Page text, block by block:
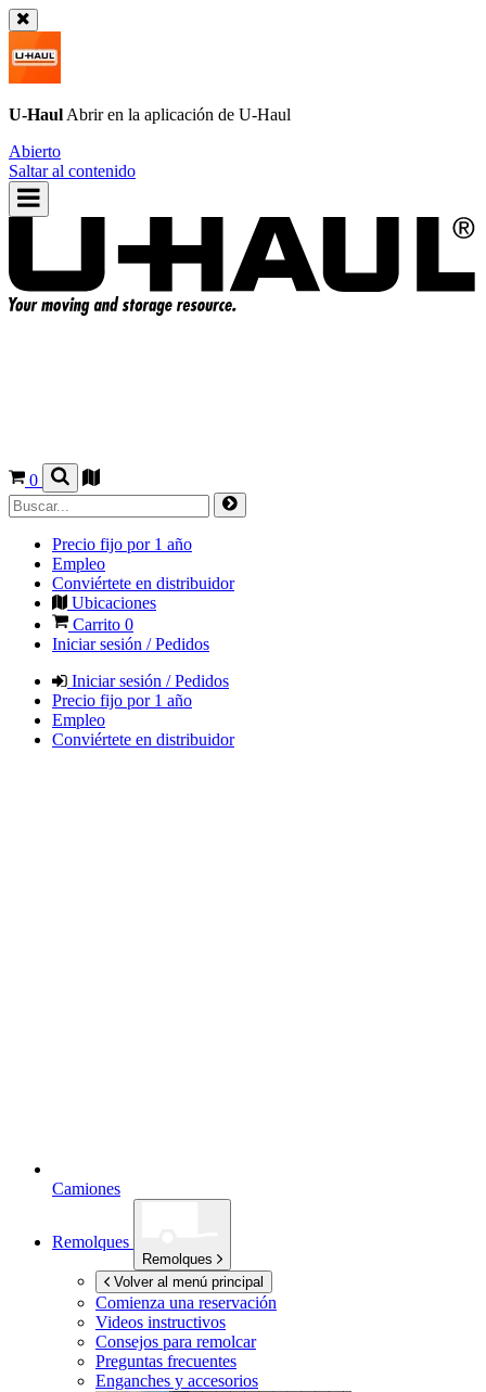
U-Haul Abrir en la aplicación de U-Haul
Abierto
Saltar al contenido
0
Precio fijo por 1 año
Empleo
Conviértete en distribuidor
Ubicaciones
Carrito 0
Iniciar sesión / Pedidos
Iniciar sesión / Pedidos
Precio fijo por 1 año
Empleo
Conviértete en distribuidor
Camiones
Remolques
Remolques
Volver al menú principal
Comienza una reservación
Videos instructivos
Consejos para remolcar
Preguntas frecuentes
Enganches y accesorios